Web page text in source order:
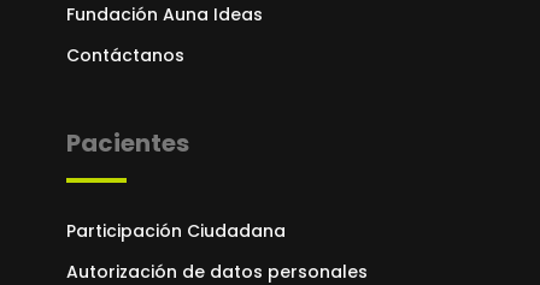
Fundación Auna Ideas
Contáctanos
Pacientes
Participación Ciudadana
Autorización de datos personales